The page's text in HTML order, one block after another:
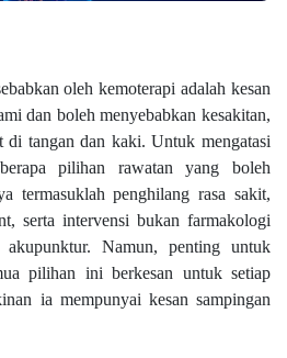
oleh kemoterapi adalah kesan
dan boleh menyebabkan kesakitan,
di tangan dan kaki. Untuk mengatasi
pilihan rawatan yang boleh
termasuklah penghilang rasa sakit,
serta intervensi bukan farmakologi
Namun, penting untuk
pilihan ini berkesan untuk setiap
ia mempunyai kesan sampingan